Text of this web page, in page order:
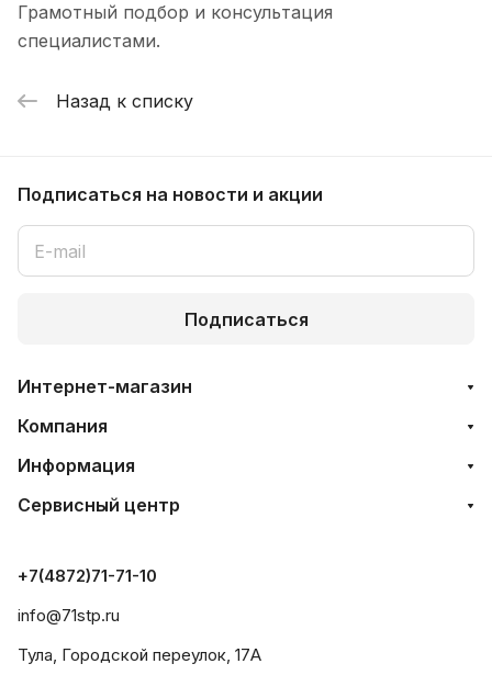
Грамотный подбор и консультация
специалистами.
Назад к списку
Подписаться на новости и акции
Подписаться
Интернет-магазин
Компания
Информация
Сервисный центр
+7(4872)71-71-10
info@71stp.ru
Тула, Городской переулок, 17А